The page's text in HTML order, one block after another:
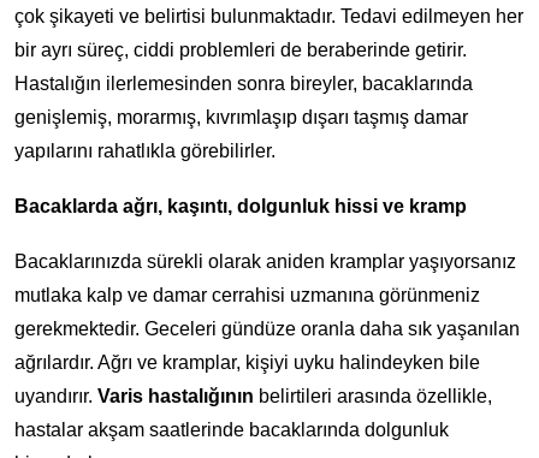
çok şikayeti ve belirtisi bulunmaktadır. Tedavi edilmeyen her
bir ayrı süreç, ciddi problemleri de beraberinde getirir.
Hastalığın ilerlemesinden sonra bireyler, bacaklarında
genişlemiş, morarmış, kıvrımlaşıp dışarı taşmış damar
yapılarını rahatlıkla görebilirler.
Bacaklarda ağrı, kaşıntı, dolgunluk hissi ve kramp
Bacaklarınızda sürekli olarak aniden kramplar yaşıyorsanız
mutlaka kalp ve damar cerrahisi uzmanına görünmeniz
gerekmektedir. Geceleri gündüze oranla daha sık yaşanılan
ağrılardır. Ağrı ve kramplar, kişiyi uyku halindeyken bile
uyandırır. Varis hastalığının belirtileri arasında özellikle,
hastalar akşam saatlerinde bacaklarında dolgunluk